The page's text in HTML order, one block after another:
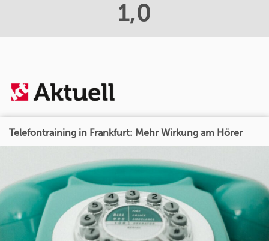
1,0
Telefontraining in Frankfurt: Mehr Wirkung am Hörer